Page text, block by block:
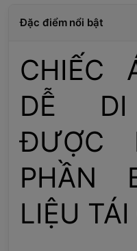
Đặc điểm nổi bật
CHIẾC
DỄ DI
ĐƯỢC
PHẦN
LIỆU TÁI